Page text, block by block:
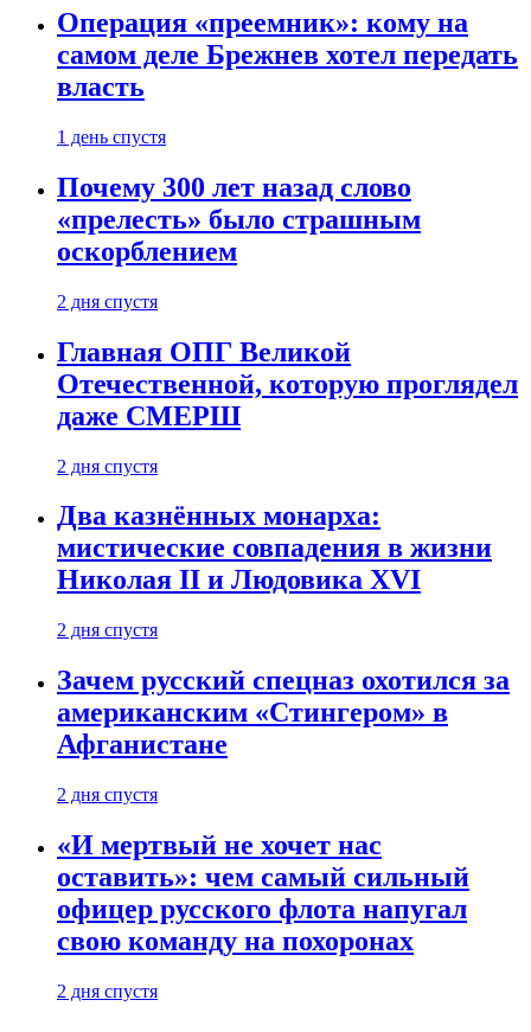
Операция «преемник»: кому на
самом деле Брежнев хотел передать
власть
1 день спустя
Почему 300 лет назад слово
«прелесть» было страшным
оскорблением
2 дня спустя
Главная ОПГ Великой
Отечественной, которую проглядел
даже СМЕРШ
2 дня спустя
Два казнённых монарха:
мистические совпадения в жизни
Николая II и Людовика XVI
2 дня спустя
Зачем русский спецназ охотился за
американским «Стингером» в
Афганистане
2 дня спустя
«И мертвый не хочет нас
оставить»: чем самый сильный
офицер русского флота напугал
свою команду на похоронах
2 дня спустя